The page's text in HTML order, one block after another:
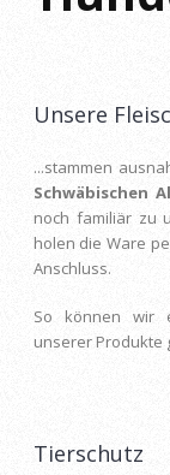
Unsere
...stammen
Schwäbischen
noch familiär zu
holen die Ware
Anschluss.
So können wir
unserer Produkte
Tierschutz